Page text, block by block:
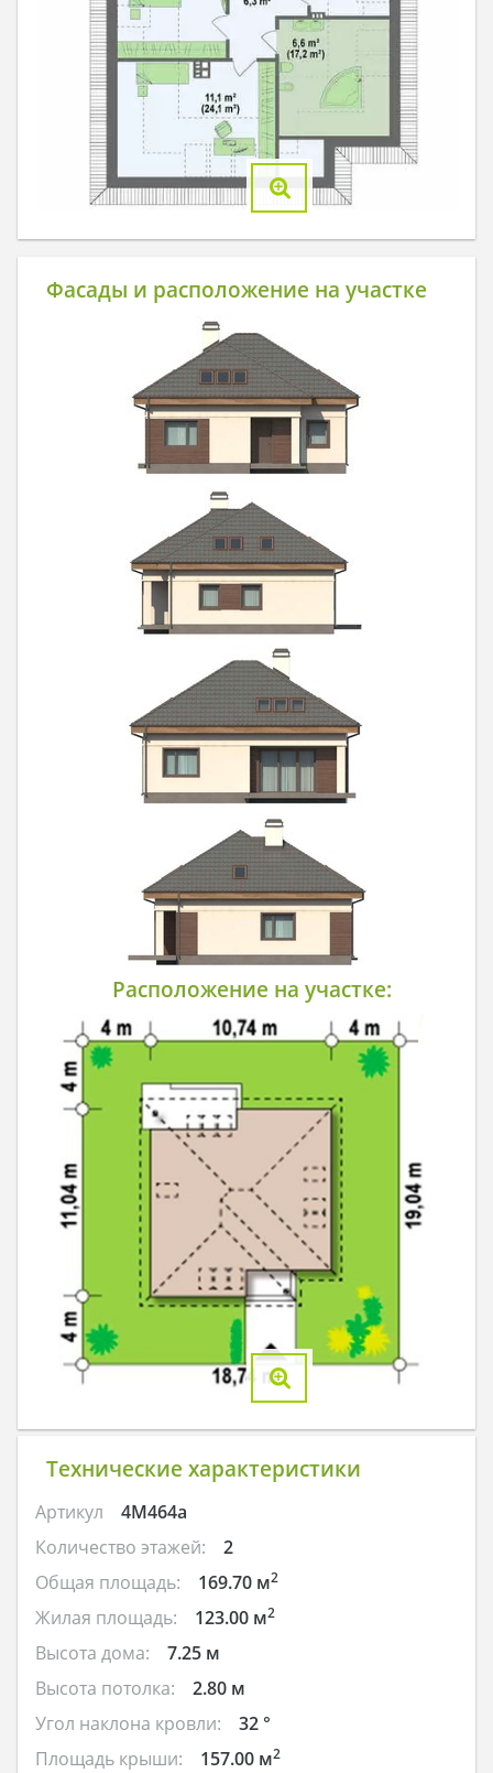
Фасады и расположение на участке
Расположение на участке:
Технические характеристики
Артикул
4M464a
Количество этажей:
2
Общая площадь:
169.70 м2
Жилая площадь: 123.00 м2
Высота дома:
7.25 м
Высота потолка:
2.80 м
Угол наклона кровли:
32 °
Площадь крыши:
157.00 м2